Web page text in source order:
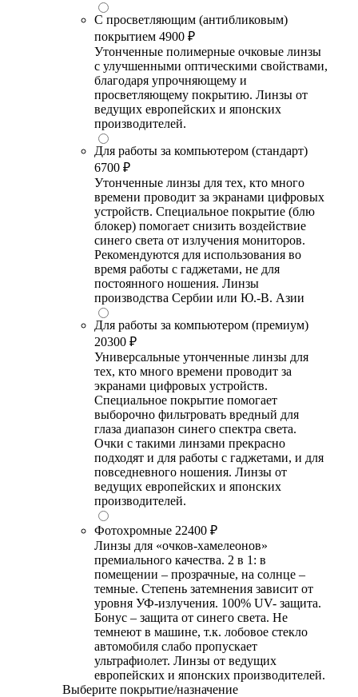
С просветляющим (антибликовым)
покрытием 4900 ₽
Утонченные полимерные очковые линзы
с улучшенными оптическими свойствами,
благодаря упрочняющему и
просветляющему покрытию. Линзы от
ведущих европейских и японских
производителей.
Для работы за компьютером (стандарт)
6700 ₽
Утонченные линзы для тех, кто много
времени проводит за экранами цифровых
устройств. Специальное покрытие (блю
блокер) помогает снизить воздействие
синего света от излучения мониторов.
Рекомендуются для использования во
время работы с гаджетами, не для
постоянного ношения. Линзы
производства Сербии или Ю.-В. Азии
Для работы за компьютером (премиум)
20300 ₽
Универсальные утонченные линзы для
тех, кто много времени проводит за
экранами цифровых устройств.
Специальное покрытие помогает
выборочно фильтровать вредный для
глаза диапазон синего спектра света.
Очки с такими линзами прекрасно
подходят и для работы с гаджетами, и для
повседневного ношения. Линзы от
ведущих европейских и японских
производителей.
Фотохромные 22400 ₽
Линзы для «очков-хамелеонов»
премиального качества. 2 в 1: в
помещении – прозрачные, на солнце –
темные. Степень затемнения зависит от
уровня УФ-излучения. 100% UV- защита.
Бонус – защита от синего света. Не
темнеют в машине, т.к. лобовое стекло
автомобиля слабо пропускает
ультрафиолет. Линзы от ведущих
европейских и японских производителей.
Выберите покрытие/назначение